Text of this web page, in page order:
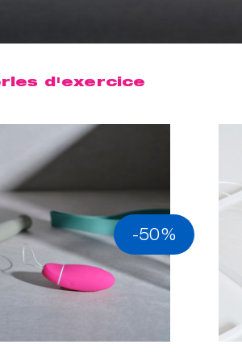
d'exercice
-50%